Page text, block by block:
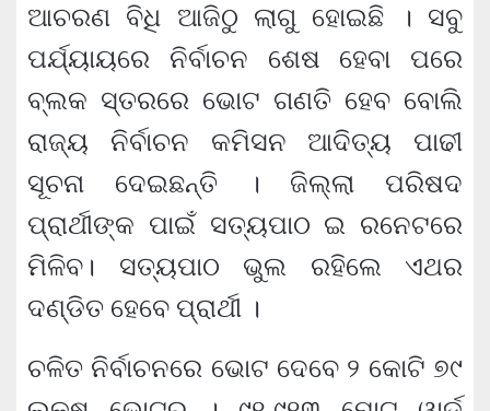
ଆଚରଣ ବିଧି ଆଜିଠୁ ଲାଗୁ ହୋଇଛି । ସବୁ
ପର୍ଯ୍ୟାୟରେ ନିର୍ବାଚନ ଶେଷ ହେବା ପରେ
ବ୍ଲକ ସ୍ତରରେ ଭୋଟ ଗଣତି ହେବ ବୋଲି
ରାଜ୍ୟ ନିର୍ବାଚନ କମିସନ ଆଦିତ୍ୟ ପାଢୀ
ସୂଚନା ଦେଇଛନ୍ତି । ଜିଲ୍ଲା ପରିଷଦ
ପ୍ରାର୍ଥୀଙ୍କ ପାଇଁ ସତ୍ୟପାଠ ଇ ରନେଟରେ
ମିଳିବ। ସତ୍ୟପାଠ ଭୁଲ ରହିଲେ ଏଥର
ଦଣ୍ଡିତ ହେବେ ପ୍ରାର୍ଥୀ ।
ଚଳିତ ନିର୍ବାଚନରେ ଭୋଟ ଦେବେ ୨ କୋଟି ୭୯